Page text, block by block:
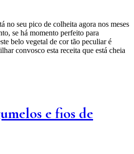
no seu pico de colheita agora nos meses
se há momento perfeito para
belo vegetal de cor tão peculiar é
convosco esta receita que está cheia
e fios de